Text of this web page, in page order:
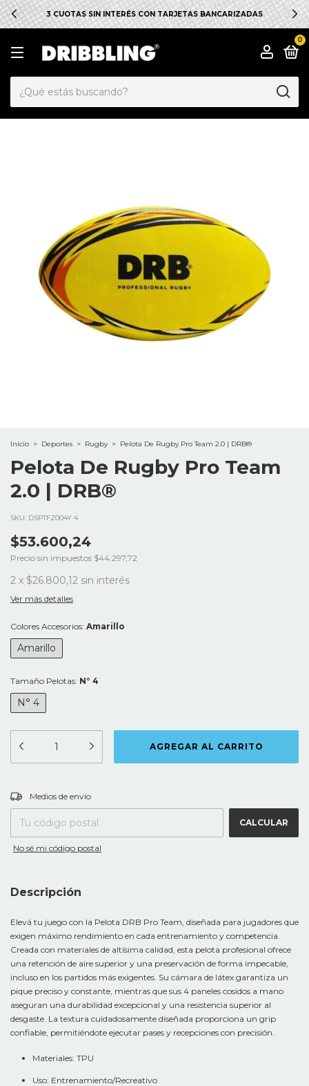
3 CUOTAS SIN INTERÉS CON TARJETAS BANCARIZADAS
0
Inicio > Deportes > Rugby > Pelota De Rugby Pro Team 2.0 | DRB®
Pelota De Rugby Pro Team
2.0 | DRB®
SKU: DSPTFZ004Y 4
$53.600,24
Precio sin impuestos $44.297,72
2 x $26.800,12 sin interés
Ver más detalles
Colores Accesorios: Amarillo
Amarillo
Tamaño Pelotas: N° 4
N° 4
Entregas para el CP:
Medios de envío
CALCULAR
No sé mi código postal
Descripción
Elevá tu juego con la Pelota DRB Pro Team, diseñada para jugadores que
exigen máximo rendimiento en cada entrenamiento y competencia.
Creada con materiales de altísima calidad, esta pelota profesional ofrece
una retención de aire superior y una preservación de forma impecable,
incluso en los partidos más exigentes. Su cámara de látex garantiza un
pique preciso y constante, mientras que sus 4 paneles cosidos a mano
aseguran una durabilidad excepcional y una resistencia superior al
desgaste. La textura cuidadosamente diseñada proporciona un grip
confiable, permitiéndote ejecutar pases y recepciones con precisión.
Materiales: TPU
Uso: Entrenamiento/Recreativo